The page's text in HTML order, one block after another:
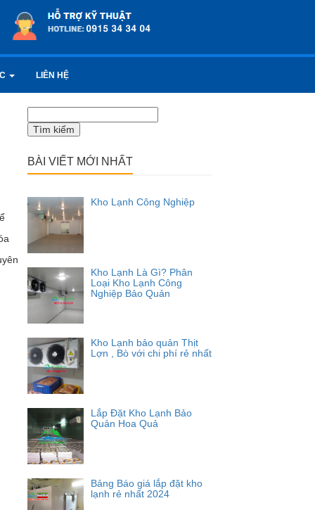
LIÊN HỆ
kiếm
cho:
BÀI VIẾT MỚI NHẤT
Kho Lạnh Công Nghiệp
Kho Lạnh Là Gì? Phân
Loại Kho Lạnh Công
Nghiệp Bảo Quản
Kho Lạnh bảo quản Thịt
Lợn , Bò với chi phí rẻ nhất
Lắp Đặt Kho Lạnh Bảo
Quản Hoa Quả
Bảng Báo giá lắp đặt kho
lạnh rẻ nhất 2024